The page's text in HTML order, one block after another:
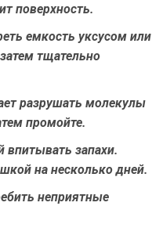
поверхность.
емкость уксусом или
тщательно
разрушать молекулы
промойте.
впитывать запахи.
на несколько дней.
неприятные